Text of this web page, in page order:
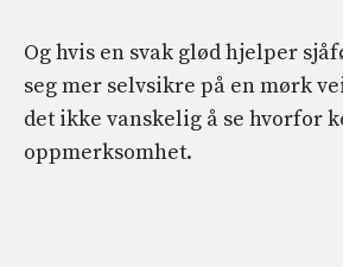
Og hvis en svak glød hjelper
seg mer selvsikre på en mørk
det ikke vanskelig å se hvorfor
oppmerksomhet.